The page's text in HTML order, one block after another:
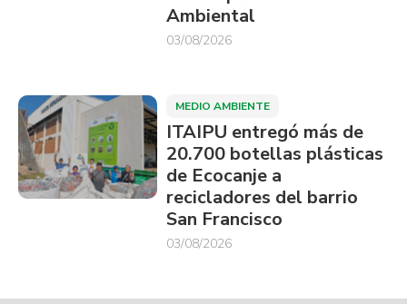
Ambiental
03/08/2026
MEDIO AMBIENTE
ITAIPU entregó más de
20.700 botellas plásticas
de Ecocanje a
recicladores del barrio
San Francisco
03/08/2026